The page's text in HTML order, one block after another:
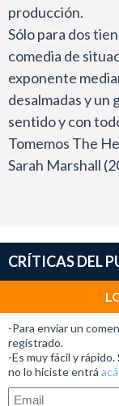
producción.
Sólo para dos
comedia de
exponente
desalmadas y un
sentido y con
Tomemos The
Sarah Marshall
Por ello,
por Ben Stiller y
Kunis,
expresión porque
(aunque cueste)
la producción
CRÍTICAS DEL
-Para enviar un
registrado.
-Es muy fácil y
no lo hiciste entrá acá.